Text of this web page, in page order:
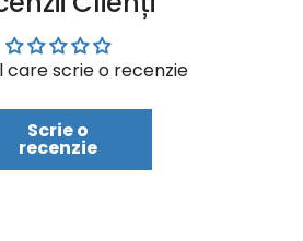
care scrie o recenzie
Scrie o
recenzie